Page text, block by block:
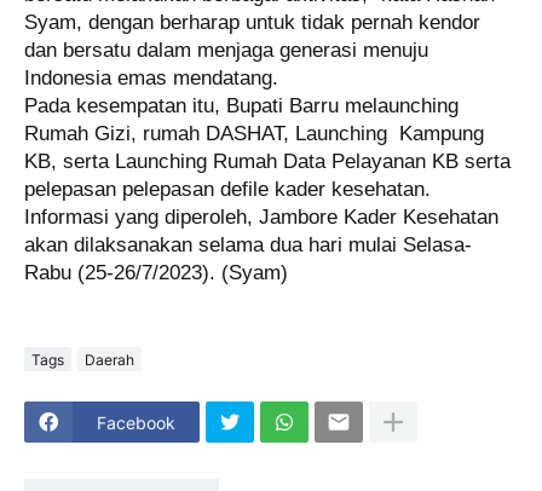
Syam, dengan berharap untuk tidak pernah kendor
dan bersatu dalam menjaga generasi menuju
Indonesia emas mendatang.
Pada kesempatan itu, Bupati Barru melaunching
Rumah Gizi, rumah DASHAT, Launching Kampung
KB, serta Launching Rumah Data Pelayanan KB serta
pelepasan pelepasan defile kader kesehatan.
Informasi yang diperoleh, Jambore Kader Kesehatan
akan dilaksanakan selama dua hari mulai Selasa-
Rabu (25-26/7/2023). (Syam)
Tags Daerah
Facebook